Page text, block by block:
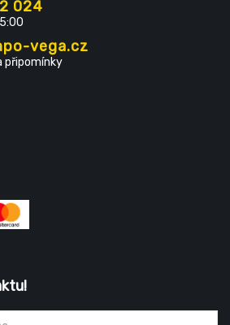
024
vega.cz
připomínky